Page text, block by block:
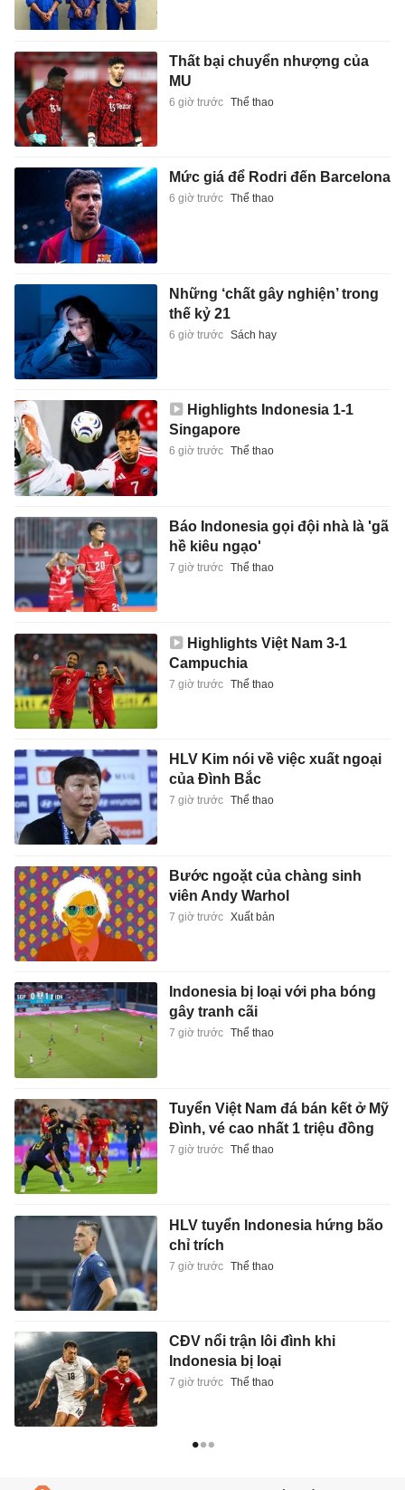
Thất bại chuyển nhượng của
MU
6 giờ trước Thể thao
Mức giá để Rodri đến Barcelona
6 giờ trước Thể thao
Những ‘chất gây nghiện’ trong
thế kỷ 21
6 giờ trước Sách hay
Highlights Indonesia 1-1
Singapore
6 giờ trước Thể thao
Báo Indonesia gọi đội nhà là 'gã
hề kiêu ngạo'
7 giờ trước Thể thao
Highlights Việt Nam 3-1
Campuchia
7 giờ trước Thể thao
HLV Kim nói về việc xuất ngoại
của Đình Bắc
7 giờ trước Thể thao
Bước ngoặt của chàng sinh
viên Andy Warhol
7 giờ trước Xuất bản
Indonesia bị loại với pha bóng
gây tranh cãi
7 giờ trước Thể thao
Tuyển Việt Nam đá bán kết ở Mỹ
Đình, vé cao nhất 1 triệu đồng
7 giờ trước Thể thao
HLV tuyển Indonesia hứng bão
chỉ trích
7 giờ trước Thể thao
CĐV nổi trận lôi đình khi
Indonesia bị loại
7 giờ trước Thể thao